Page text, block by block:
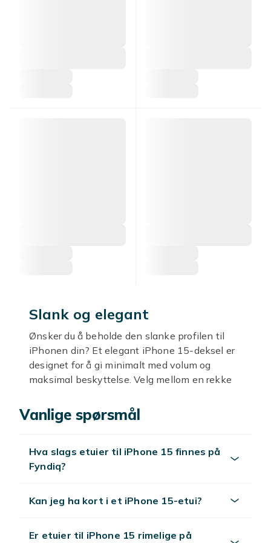
Slank og elegant
Ønsker du å beholde den slanke profilen til
iPhonen din? Et elegant iPhone 15-deksel er
designet for å gi minimalt med volum og
maksimal beskyttelse. Velg mellom en rekke
passer best til din personlige stil.
eventyrlystne dager
tøffe forhold. Med ekstra støtmotstand og et
iPhonen din på eventyr uten å bekymre deg
Vanlige spørsmål
Hva slags etuier til iPhone 15 finnes på
Fyndiq?
Kan jeg ha kort i et iPhone 15-etui?
Er etuier til iPhone 15 rimelige på